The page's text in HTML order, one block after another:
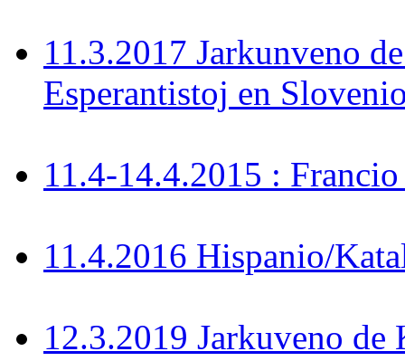
11.3.2017 Jarkunveno
Esperantistoj en
11.4-14.4.2015 :
11.4.2016 Hispanio/
12.3.2019 Jarkuveno de